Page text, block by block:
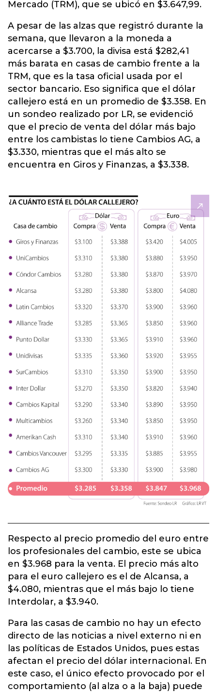
Mercado (TRM), que se ubicó en $3.647,99.
A pesar de las alzas que registró durante la
semana, que llevaron a la moneda a
acercarse a $3.700, la divisa está $282,41
más barata en casas de cambio frente a la
TRM, que es la tasa oficial usada por el
sector bancario. Eso significa que el dólar
callejero está en un promedio de $3.358. En
un sondeo realizado por LR, se evidenció
que el precio de venta del dólar más bajo
entre los cambistas lo tiene Cambios AG, a
$3.330, mientras que el más alto se
encuentra en Giros y Finanzas, a $3.338.
Respecto al precio promedio del euro entre
los profesionales del cambio, este se ubica
en $3.968 para la venta. El precio más alto
para el euro callejero es el de Alcansa, a
$4.080, mientras que el más bajo lo tiene
Interdolar, a $3.940.
Para las casas de cambio no hay un efecto
directo de las noticias a nivel externo ni en
las políticas de Estados Unidos, pues estas
afectan el precio del dólar internacional. En
este caso, el único efecto provocado por el
comportamiento (al alza o a la baja) puede